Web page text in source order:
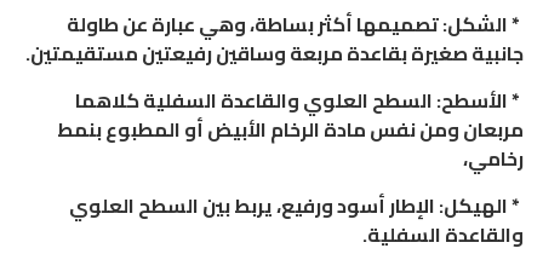
* الشكل: تصميمها أكثر بساطة، وهي عبارة عن طاولة
جانبية صغيرة بقاعدة مربعة وساقين رفيعتين مستقيمتين.
* الأسطح: السطح العلوي والقاعدة السفلية كلاهما
مربعان ومن نفس مادة الرخام الأبيض أو المطبوع بنمط
رخامي،
* الهيكل: الإطار أسود ورفيع، يربط بين السطح العلوي
والقاعدة السفلية.